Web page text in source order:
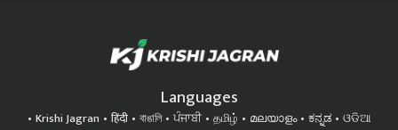
Languages
Krishi Jagran हिंदी বাঙালি ਪੰਜਾਬੀ தமிழ் മലയാളം ಕನ್ನಡ
ଓଡିଆ